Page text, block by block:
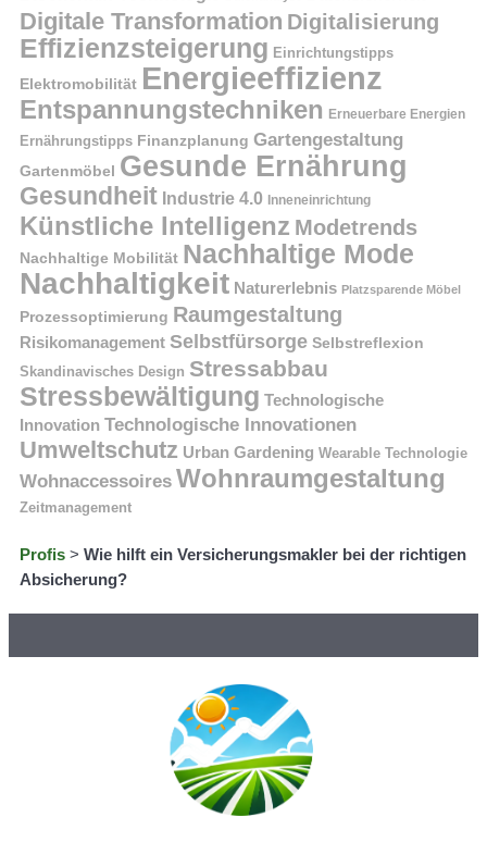
Digitale Transformation Digitalisierung
Effizienzsteigerung Einrichtungstipps
Elektromobilität Energieeffizienz
Entspannungstechniken Erneuerbare Energien
Ernährungstipps Finanzplanung Gartengestaltung
Gartenmöbel Gesunde Ernährung
Gesundheit Industrie 4.0 Inneneinrichtung
Künstliche Intelligenz Modetrends
Nachhaltige Mobilität Nachhaltige Mode
Nachhaltigkeit Naturerlebnis Platzsparende Möbel
Prozessoptimierung Raumgestaltung
Risikomanagement Selbstfürsorge Selbstreflexion
Skandinavisches Design Stressabbau
Stressbewältigung Technologische
Innovation Technologische Innovationen
Umweltschutz Urban Gardening Wearable Technologie
Wohnaccessoires Wohnraumgestaltung
Zeitmanagement
Profis > Wie hilft ein Versicherungsmakler bei der richtigen
Absicherung?